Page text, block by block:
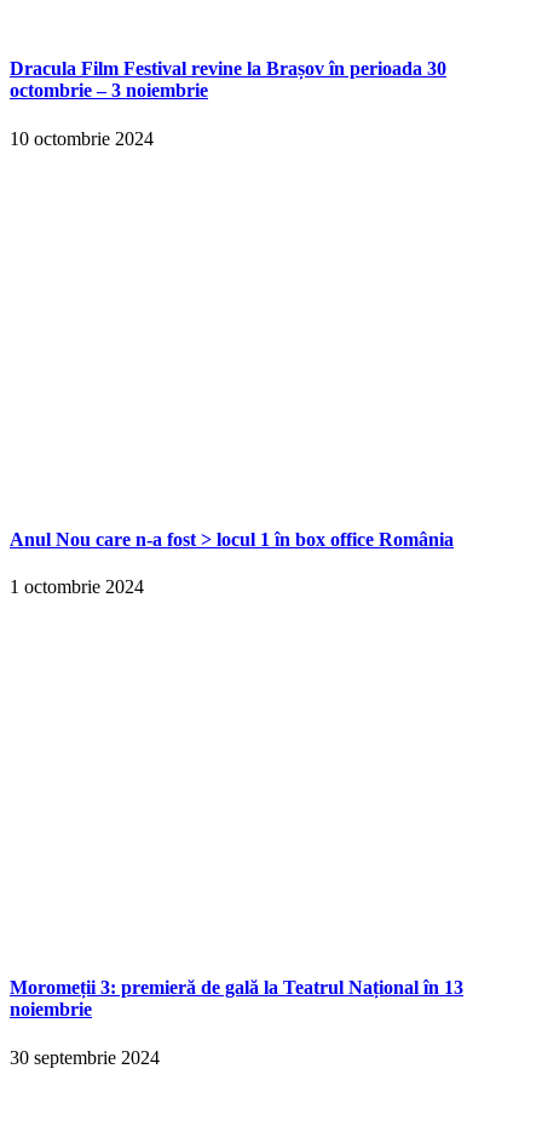
Dracula Film Festival revine la Brașov în perioada 30
octombrie – 3 noiembrie
10 octombrie 2024
Anul Nou care n-a fost > locul 1 în box office România
1 octombrie 2024
Moromeții 3: premieră de gală la Teatrul Național în 13
noiembrie
30 septembrie 2024